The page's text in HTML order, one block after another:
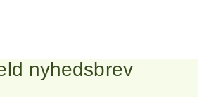
nyhedsbrev